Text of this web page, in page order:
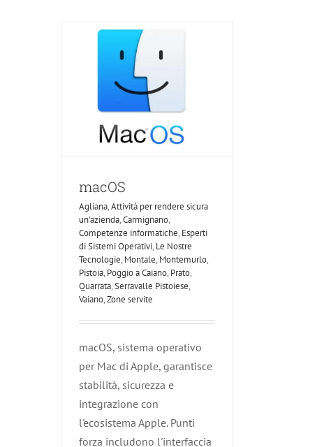
Zone servite
macOS
Agliana,Attività per rendere sicura
un'azienda,Carmignano,
Competenze informatiche, Esperti
di Sistemi Operativi, Le Nostre
Tecnologie, Montale, Montemurlo,
Pistoia, Poggio a Caiano, Prato,
Quarrata,Serravalle Pistoiese,
Vaiano,Zone servite
macOS, sistema operativo
per Mac di Apple, garantisce
stabilità, sicurezza e
integrazione con
l'ecosistema Apple. Punti
forza includono l'interfaccia